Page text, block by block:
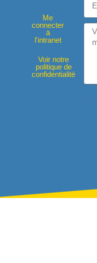
Me
connecter
à
l'intranet
Voir notre
politique de
confidentialité